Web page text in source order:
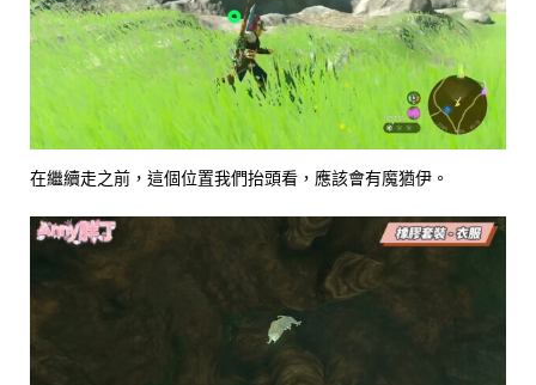
在繼續走之前，這個位置我們抬頭看，應該會有魔猶伊。